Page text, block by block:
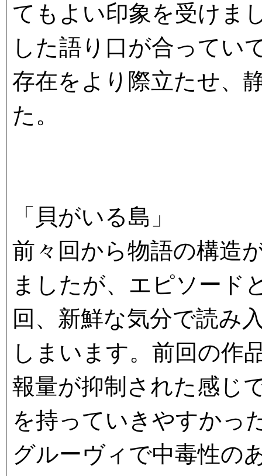
てもよい印象を受けま
した語り口が合ってい
存在をより際立たせ、
た。
「貝がいる島」
前々回から物語の構造
ましたが、エピソード
回、新鮮な気分で読み
しまいます。前回の作
報量が抑制された感じ
を持っていきやすかっ
グルーヴィで中毒性の